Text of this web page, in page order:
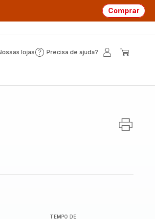
Comprar
lojas Precisa de ajuda?
Precisa
TEMPO DE